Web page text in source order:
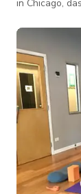
in Chicago,
schöne,
POC/
können. Wir
sein, die